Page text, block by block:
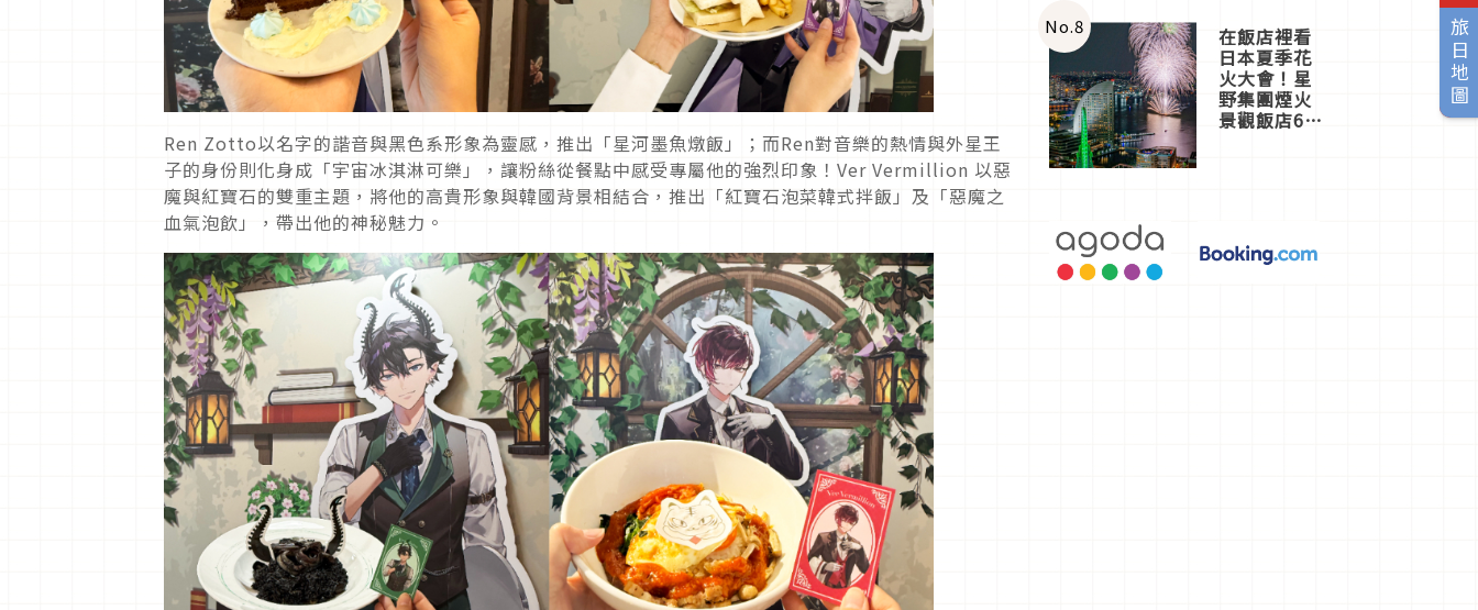
旅日地圖
Ren Zotto以名字的諧音與黑色系形象為靈感，推出「星河墨魚燉飯」；而Ren對音樂的熱情與外星王
子的身份則化身成「宇宙冰淇淋可樂」，讓粉絲從餐點中感受專屬他的強烈印象！Ver Vermillion 以惡
魔與紅寶石的雙重主題，將他的高貴形象與韓國背景相結合，推出「紅寶石泡菜韓式拌飯」及「惡魔之
血氣泡飲」，帶出他的神秘魅力。
No.8 在飯店裡看
日本夏季花
火大會！星
野集團煙火
景觀飯店6